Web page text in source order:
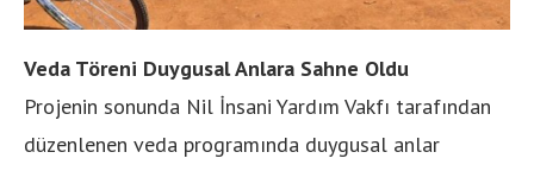
Veda Töreni Duygusal Anlara Sahne Oldu
Projenin sonunda Nil İnsani Yardım Vakfı tarafından
düzenlenen veda programında duygusal anlar